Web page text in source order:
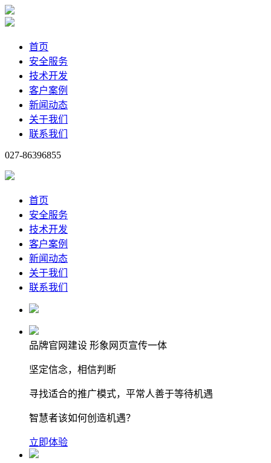
首页
安全服务
技术开发
客户案例
新闻动态
关于我们
联系我们
027-86396855
首页
安全服务
技术开发
客户案例
新闻动态
关于我们
联系我们
品牌官网建设 形象网页宣传一体
坚定信念，相信判断
寻找适合的推广模式，平常人善于等待机遇
智慧者该如何创造机遇？
立即体验